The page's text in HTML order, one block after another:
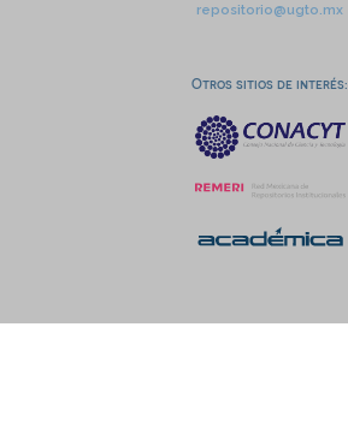
repositorio@ugto.mx
Otros sitios de interés: